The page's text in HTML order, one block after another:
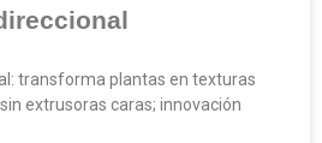
transforma plantas en texturas
extrusoras caras; innovación